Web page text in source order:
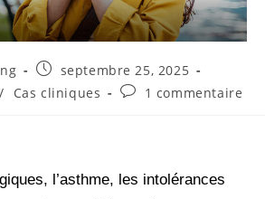
septembre 25, 2025
/ Cas cliniques 1 commentaire
l’asthme, les intolérances